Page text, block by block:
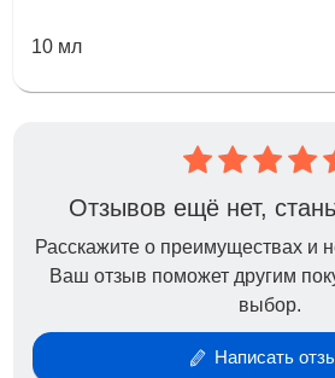
10 мл
Отзывов ещё нет,
Расскажите о преимуществах и
Ваш отзыв поможет другим
выбор.
Написать